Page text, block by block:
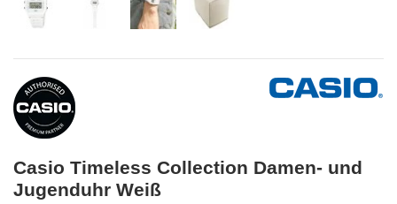
Casio Timeless Collection Damen- und
Jugenduhr Weiß